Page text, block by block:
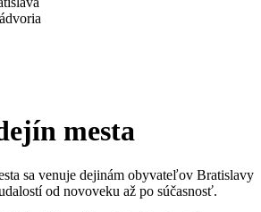
mesta
sa venuje dejinám obyvateľov Bratislavy
od novoveku až po súčasnosť.